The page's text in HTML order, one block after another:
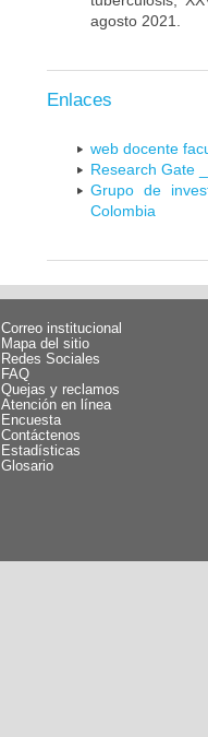
agosto 2021.
Enlaces
web docente
Research Gate
Grupo de
Colombia
Correo institucional
Mapa del sitio
Redes Sociales
FAQ
Quejas y reclamos
Atención en línea
Encuesta
Contáctenos
Estadísticas
Glosario